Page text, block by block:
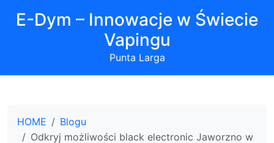
E-Dym – Innowacje w Świecie
Vapingu
Punta Larga
HOME
Blogu
Odkryj możliwości black electronic Jaworzno w